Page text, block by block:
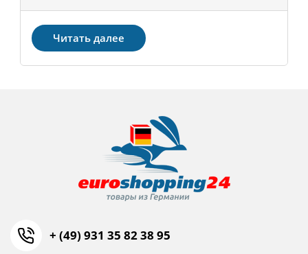
Читать далее
+ (49) 931 35 82 38 95